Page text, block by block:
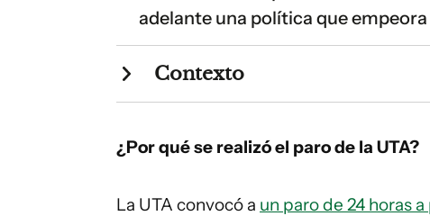
adelante una política que
Contexto
¿Por qué se realizó el paro de la UTA?
La UTA convocó a un paro de 24 horas